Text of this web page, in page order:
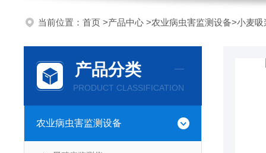
当前位置： 首页 >产品中心 >农业病虫害监测设备>小麦吸
产品分类
PRODUCT CLASSIFICATION
农业病虫害监测设备